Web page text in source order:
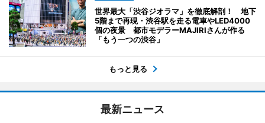
世界最大「渋谷ジオラマ」を徹底解剖！ 地下
5階まで再現・渋谷駅を走る電車やLED4000
個の夜景 都市モデラーMAJIRIさんが作る
「もう一つの渋谷」
もっと見る
最新ニュース